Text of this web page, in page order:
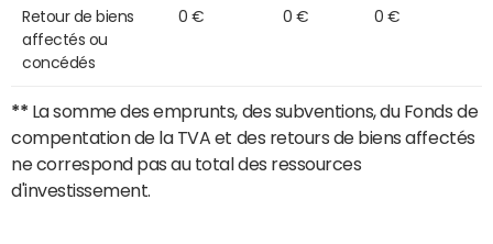
Retour de biens
affectés ou
concédés
0 € 0 € 0 €
** La somme des emprunts, des subventions, du Fonds de
compentation de la TVA et des retours de biens affectés
ne correspond pas au total des ressources
d'investissement.